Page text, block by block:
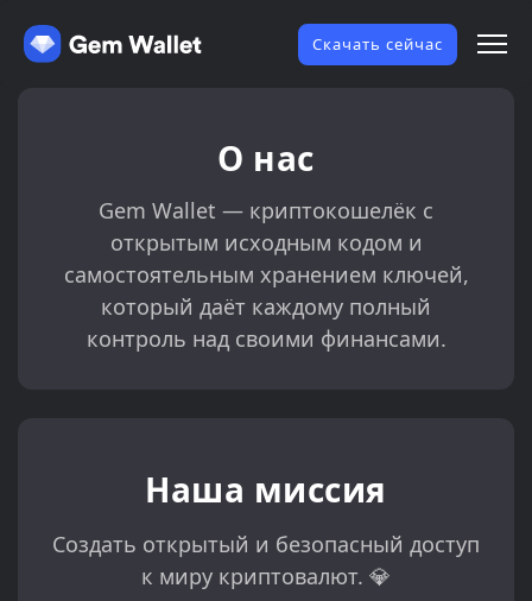
Скачать сейчас
О нас
Gem Wallet — криптокошелёк с
открытым исходным кодом и
самостоятельным хранением ключей,
который даёт каждому полный
контроль над своими финансами.
Наша миссия
Создать открытый и безопасный доступ
к миру криптовалют. 💎